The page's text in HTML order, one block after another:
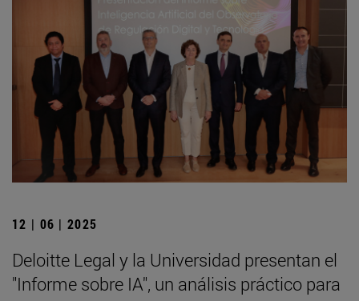
12 | 06 | 2025
Deloitte Legal y la Universidad presentan el
"Informe sobre IA", un análisis práctico para